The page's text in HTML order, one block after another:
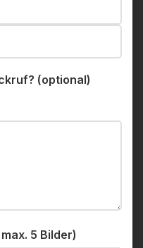
(optional)
5 Bilder)